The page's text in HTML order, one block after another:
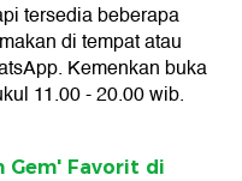
tersedia beberapa
di tempat atau
Kemenkan buka
11.00 - 20.00 wib.
Gem' Favorit di